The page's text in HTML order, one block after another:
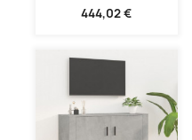
444,02 €